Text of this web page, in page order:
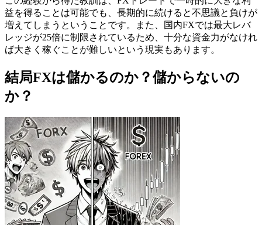
益を得ることは可能でも、長期的に続けると不思議と負けが
増えてしまうということです。また、国内FXでは最大レバ
レッジが25倍に制限されているため、十分な資金力がなけれ
ば大きく稼ぐことが難しいという現実もあります。
結局FXは儲かるのか？儲からないの
か？